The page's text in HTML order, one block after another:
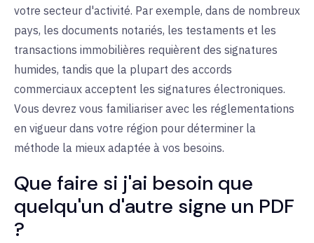
votre secteur d'activité. Par exemple, dans de nombreux
pays, les documents notariés, les testaments et les
transactions immobilières requièrent des signatures
humides, tandis que la plupart des accords
commerciaux acceptent les signatures électroniques.
Vous devrez vous familiariser avec les réglementations
en vigueur dans votre région pour déterminer la
méthode la mieux adaptée à vos besoins.
Que faire si j'ai besoin que
quelqu'un d'autre signe un PDF
?